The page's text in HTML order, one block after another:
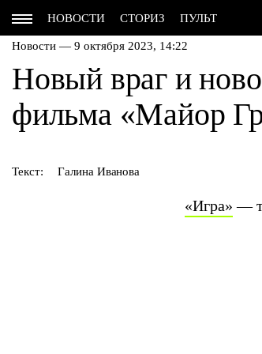
НОВОСТИ СТОРИЗ ПУЛЬТ
Новости — 9 октября 2023, 14:22
Новый враг и
фильма «Майор
Текст: Галина Иванова
«Игра» —